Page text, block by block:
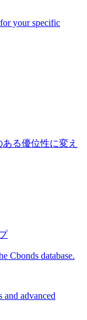
your specific
ある優位性に変え
Cbonds database.
and advanced